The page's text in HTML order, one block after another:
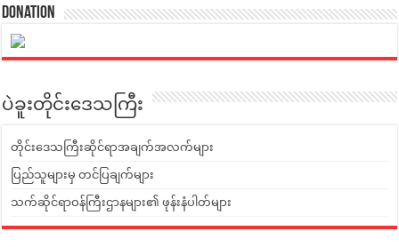
Donation
ပဲခူးတိုင်းဒေသကြီး
တိုင်းဒေသကြီးဆိုင်ရာအချက်အလက်များ
ပြည်သူများမှ တင်ပြချက်များ
သက်ဆိုင်ရာဝန်ကြီးဌာနများ၏ ဖုန်းနံပါတ်များ